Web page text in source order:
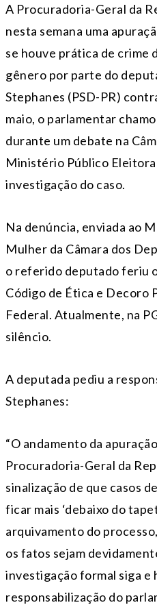
A Procuradoria-Geral da
nesta semana uma
se houve prática de crime
gênero por parte do
Stephanes (PSD-PR)
maio, o parlamentar
durante um debate na
Ministério Público
investigação do caso.
Na denúncia, enviada ao
Mulher da Câmara dos
o referido deputado feriu
Código de Ética e Decoro
Federal. Atualmente, na
silêncio.
A deputada pediu a
Stephanes:
“O andamento da
Procuradoria-Geral da
sinalização de que casos
ficar mais ‘debaixo do
arquivamento do
os fatos sejam
investigação formal siga e
responsabilização do